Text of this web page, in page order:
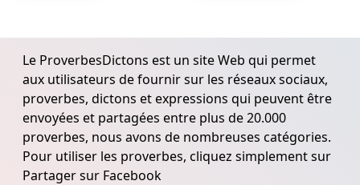
Le ProverbesDictons est un site Web qui permet
aux utilisateurs de fournir sur les réseaux sociaux,
proverbes, dictons et expressions qui peuvent être
envoyées et partagées entre plus de 20.000
proverbes, nous avons de nombreuses catégories.
Pour utiliser les proverbes, cliquez simplement sur
Partager sur Facebook